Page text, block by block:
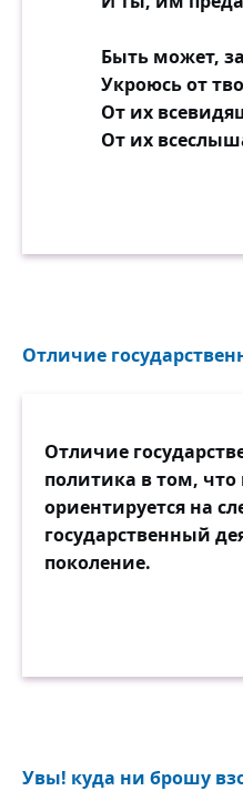
Быть может,
Укроюсь от
От их
От их
Отличие
Отличие
политика в том,
ориентируется на
государственный
поколение.
Увы! куда ни брошу